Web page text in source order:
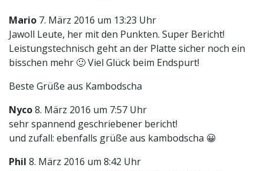
Mario 7. März 2016 um 13:23 Uhr
Jawoll Leute, her mit den Punkten. Super Bericht!
Leistungstechnisch geht an der Platte sicher noch ein
bisschen mehr 🙂 Viel Glück beim Endspurt!
Beste Grüße aus Kambodscha
Nyco8. März 2016 um 7:57 Uhr
sehr spannend geschriebener bericht!
und zufall: ebenfalls grüße aus kambodscha 😀
Phil 8. März 2016 um 8:42 Uhr